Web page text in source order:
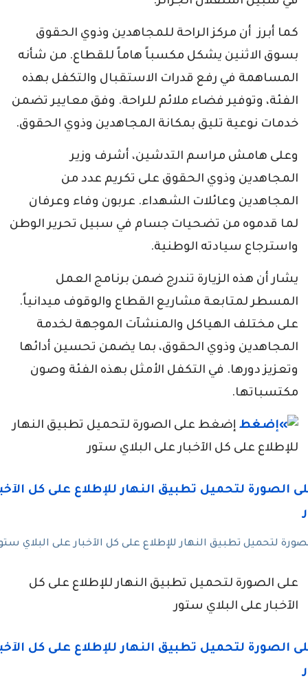
كما أبرز أن مركز الراحة للمجاهدين وذوي الحقوق
بسوق الاثنين يشكل مكسباً هاماً للقطاع. من شأنه
المساهمة في رفع قدرات الاستقبال والتكفل بهذه
الفئة، وتوفير فضاء ملائم للراحة. وفق معايير تضمن
خدمات نوعية تليق بمكانة المجاهدين وذوي الحقوق.
وعلى هامش مراسم التدشين، أشرف وزير
المجاهدين وذوي الحقوق على تكريم عدد من
المجاهدين وعائلات الشهداء. عربون وفاء وعرفان
لما قدموه من تضحيات جسام في سبيل تحرير الوطن
واسترجاع سيادته الوطنية.
يشار أن هذه الزيارة تندرج ضمن برنامج العمل
المسطر لمتابعة مشاريع القطاع والوقوف ميدانياً.
على مختلف الهياكل والمنشآت الموجهة لخدمة
المجاهدين وذوي الحقوق، بما يضمن تحسين أدائها
وتعزيز دورها. في التكفل الأمثل بهذه الفئة وصون
مكتسباتها.
إضغط على الصورة لتحميل تطبيق النهار
للإطلاع على كل الآخبار على البلاي ستور
لتحميل تطبيق النهار للإطلاع على كل الآخبار على البلاي
على الصورة لتحميل تطبيق النهار للإطلاع على كل
الآخبار على البلاي ستور